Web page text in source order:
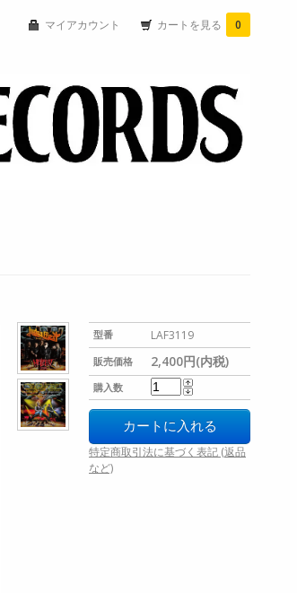
マイアカウント カートを見る 0
型番 LAF3119
販売価格 2,400円(内税)
購入数
特定商取引法に基づく表記 (返品
など)